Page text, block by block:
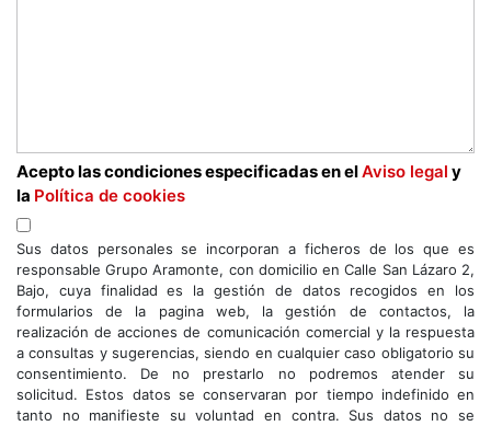
Acepto las condiciones especificadas en elAviso legal y
la Política de cookies
Sus datos personales se incorporan a ficheros de los que es
responsable Grupo Aramonte, con domicilio en Calle San Lázaro 2,
Bajo, cuya finalidad es la gestión de datos recogidos en los
formularios de la pagina web, la gestión de contactos, la
realización de acciones de comunicación comercial y la respuesta
a consultas y sugerencias, siendo en cualquier caso obligatorio su
consentimiento. De no prestarlo no podremos atender su
solicitud. Estos datos se conservaran por tiempo indefinido en
tanto no manifieste su voluntad en contra. Sus datos no se